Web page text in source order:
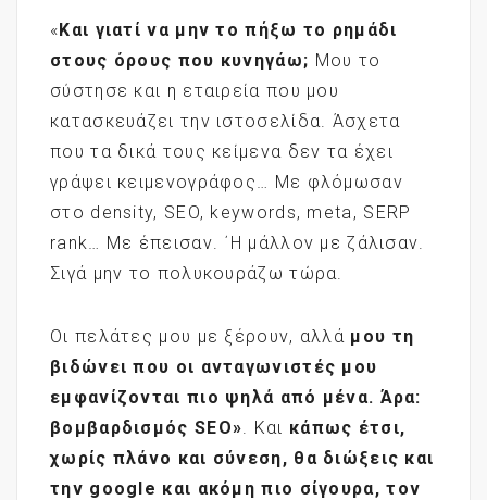
«Και γιατί να μην το πήξω το ρημάδι
στους όρους που κυνηγάω; Μου το
σύστησε και η εταιρεία που μου
κατασκευάζει την ιστοσελίδα. Άσχετα
που τα δικά τους κείμενα δεν τα έχει
γράψει κειμενογράφος… Με φλόμωσαν
στο density, SEO, keywords, meta, SERP
rank… Με έπεισαν. ΄Η μάλλον με ζάλισαν.
Σιγά μην το πολυκουράζω τώρα.
Οι πελάτες μου με ξέρουν, αλλά μου τη
βιδώνει που οι ανταγωνιστές μου
εμφανίζονται πιο ψηλά από μένα. Άρα:
βομβαρδισμός SEO» . Και κάπως έτσι,
χωρίς πλάνο και σύνεση, θα διώξεις και
την google και ακόμη πιο σίγουρα, τον